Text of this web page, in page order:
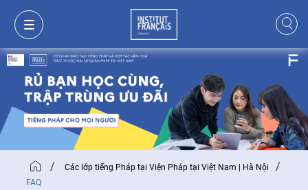
/ Các lớp tiếng Pháp tại Viện Pháp tại Việt Nam | Hà Nội /
FAQ